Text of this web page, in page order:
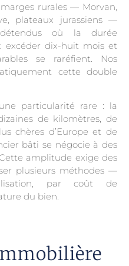
rurales — Morvan,
plateaux jurassiens —
où la durée
excéder dix-huit mois et
se raréfient. Nos
cette double
particularité rare : la
de kilomètres, de
chères d’Europe et de
bâti se négocie à des
amplitude exige des
plusieurs méthodes —
par coût de
du bien.